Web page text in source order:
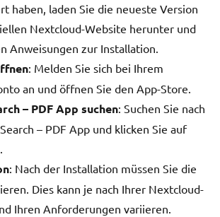
haben, laden Sie die neueste Version
Nextcloud-Website herunter und
Anweisungen zur Installation.
: Melden Sie sich bei Ihrem
an und öffnen Sie den App-Store.
– PDF App suchen: Suchen Sie nach
– PDF App und klicken Sie auf
: Nach der Installation müssen Sie die
Dies kann je nach Ihrer Nextcloud-
Ihren Anforderungen variieren.